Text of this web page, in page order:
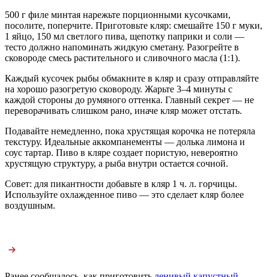
500 г филе минтая нарежьте порционными кусочками,
посолите, поперчите. Приготовьте кляр: смешайте 150 г муки,
1 яйцо, 150 мл светлого пива, щепотку паприки и соли —
тесто должно напоминать жидкую сметану. Разогрейте в
сковороде смесь растительного и сливочного масла (1:1).
Каждый кусочек рыбы обмакните в кляр и сразу отправляйте
на хорошо разогретую сковороду. Жарьте 3–4 минуты с
каждой стороны до румяного оттенка. Главный секрет — не
переворачивать слишком рано, иначе кляр может отстать.
Подавайте немедленно, пока хрустящая корочка не потеряла
текстуру. Идеальные аккомпанементы — долька лимона и
соус тартар. Пиво в кляре создает пористую, невероятно
хрустящую структуру, а рыба внутри остается сочной.
Совет: для пикантности добавьте в кляр 1 ч. л. горчицы.
Используйте охлажденное пиво — это сделает кляр более
воздушным.